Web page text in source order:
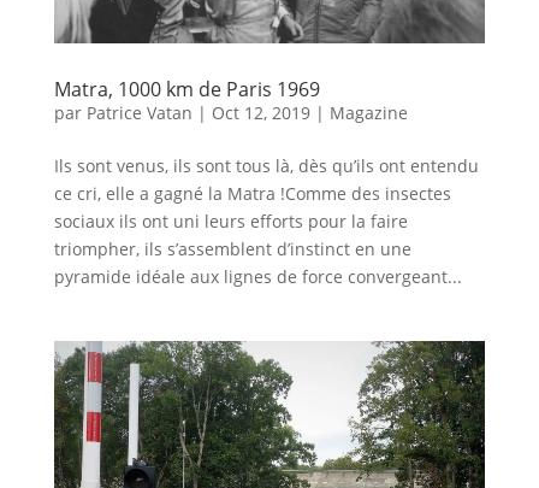
Matra, 1000 km de Paris 1969
par Patrice Vatan | Oct 12, 2019| Magazine
Ils sont venus, ils sont tous là, dès qu’ils ont entendu
ce cri, elle a gagné la Matra !Comme des insectes
sociaux ils ont uni leurs efforts pour la faire
triompher, ils s’assemblent d’instinct en une
pyramide idéale aux lignes de force convergeant...